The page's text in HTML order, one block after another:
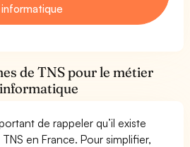
informatique
de TNS pour le métier
de rappeler qu’il existe
en France. Pour simplifier,